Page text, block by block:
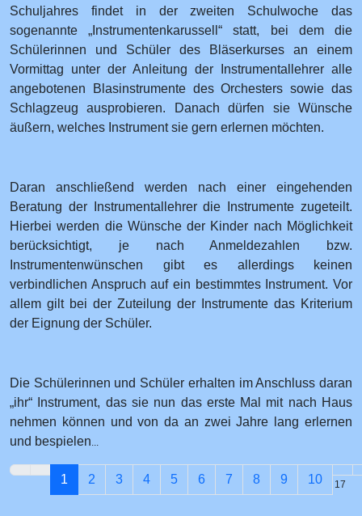
Schuljahres findet in der zweiten Schulwoche das
sogenannte „Instrumentenkarussell“ statt, bei dem die
Schülerinnen und Schüler des Bläserkurses an einem
Vormittag unter der Anleitung der Instrumentallehrer alle
angebotenen Blasinstrumente des Orchesters sowie das
Schlagzeug ausprobieren. Danach dürfen sie Wünsche
äußern, welches Instrument sie gern erlernen möchten.
Daran anschließend werden nach einer eingehenden
Beratung der Instrumentallehrer die Instrumente zugeteilt.
Hierbei werden die Wünsche der Kinder nach Möglichkeit
berücksichtigt, je nach Anmeldezahlen bzw.
Instrumentenwünschen gibt es allerdings keinen
verbindlichen Anspruch auf ein bestimmtes Instrument. Vor
allem gilt bei der Zuteilung der Instrumente das Kriterium
der Eignung der Schüler.
Die Schülerinnen und Schüler erhalten im Anschluss daran
„ihr“ Instrument, das sie nun das erste Mal mit nach Haus
nehmen können und von da an zwei Jahre lang erlernen
und bespielen...
Seite 1 von 17
1 2 3 4 5 6 7 8 9 10